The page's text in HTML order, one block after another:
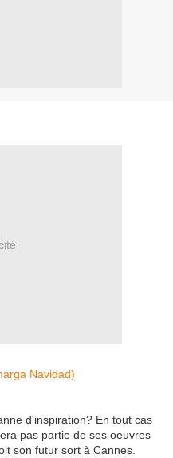
d'inspiration? En tout cas
pas partie de ses oeuvres
son futur sort à Cannes.